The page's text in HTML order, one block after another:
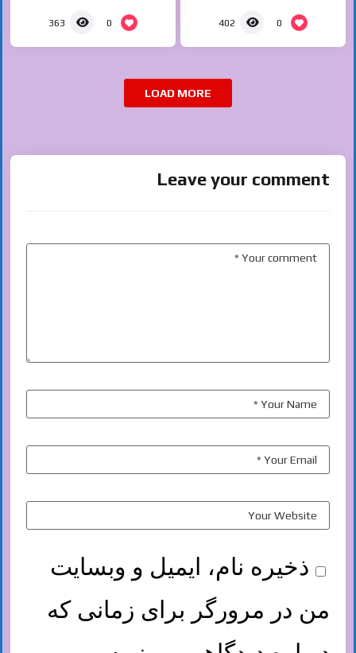
0
402
0
363
LOAD MORE
Leave your comment
ذخیره نام، ایمیل و وبسایت
من در مرورگر برای زمانی که